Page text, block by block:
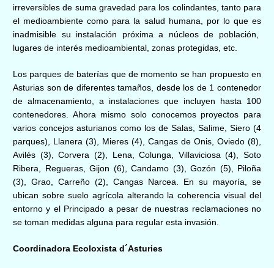
irreversibles de suma gravedad para los colindantes, tanto para
el medioambiente como para la salud humana, por lo que es
inadmisible su instalación próxima a núcleos de población,
lugares de interés medioambiental, zonas protegidas, etc.
Los parques de baterías que de momento se han propuesto en
Asturias son de diferentes tamaños, desde los de 1 contenedor
de almacenamiento, a instalaciones que incluyen hasta 100
contenedores. Ahora mismo solo conocemos proyectos para
varios concejos asturianos como los de Salas, Salime, Siero (4
parques), Llanera (3), Mieres (4), Cangas de Onis, Oviedo (8),
Avilés (3), Corvera (2), Lena, Colunga, Villaviciosa (4), Soto
Ribera, Regueras, Gijon (6), Candamo (3), Gozón (5), Piloña
(3), Grao, Carreño (2), Cangas Narcea. En su mayoría, se
ubican sobre suelo agrícola alterando la coherencia visual del
entorno y el Principado a pesar de nuestras reclamaciones no
se toman medidas alguna para regular esta invasión.
Coordinadora Ecoloxista d´Asturies